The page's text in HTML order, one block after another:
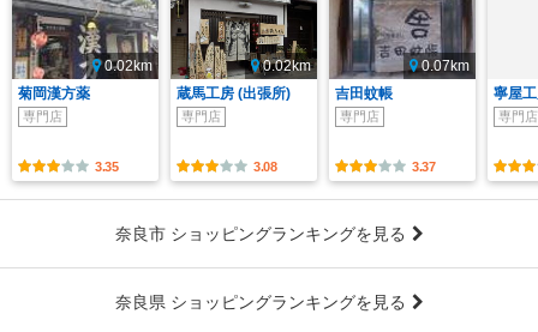
0.02km
菊岡漢方薬
専門店
3.35
0.02km
蔵馬工房 (出張所)
専門店
3.08
0.07km
吉田蚊帳
専門店
3.37
寧屋
専門店
奈良市 ショッピングランキングを見る
奈良県 ショッピングランキングを見る